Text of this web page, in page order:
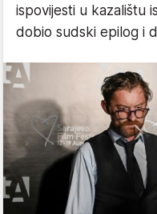
ispovijesti u kazalištu
dobio sudski epilog i